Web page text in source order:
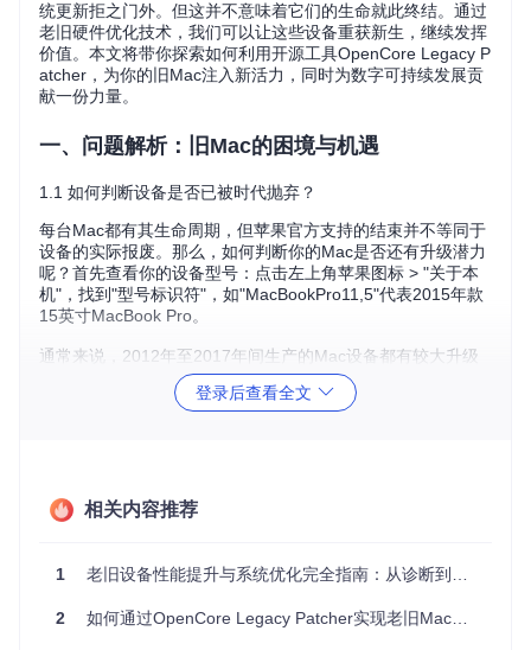
统更新拒之门外。但这并不意味着它们的生命就此终结。通过
老旧硬件优化技术，我们可以让这些设备重获新生，继续发挥
价值。本文将带你探索如何利用开源工具OpenCore Legacy P
atcher，为你的旧Mac注入新活力，同时为数字可持续发展贡
献一份力量。
一、问题解析：旧Mac的困境与机遇
1.1 如何判断设备是否已被时代抛弃？
每台Mac都有其生命周期，但苹果官方支持的结束并不等同于
设备的实际报废。那么，如何判断你的Mac是否还有升级潜力
呢？首先查看你的设备型号：点击左上角苹果图标 > "关于本
机"，找到"型号标识符"，如"MacBookPro11,5"代表2015年款
15英寸MacBook Pro。
通常来说，2012年至2017年间生产的Mac设备都有较大升级
价值。这些设备往往在硬件配置上仍有一战之力，只是被软件
限制所束缚。你的Mac是否也面临这样的情况：硬件运行良
旧Mac通常会表现出以下几种典型的"衰老症状"：
系统响应迟缓：开机时间变长，应用启动缓慢
登录后查看全文
相关内容推荐
1 老旧设备性能提升与系统优化完全指南：从诊断到维护的实用技术手册
2 如何通过OpenCore Legacy Patcher实现老旧Mac的技术焕新与硬件解放：面向普通用户的开源解决方案